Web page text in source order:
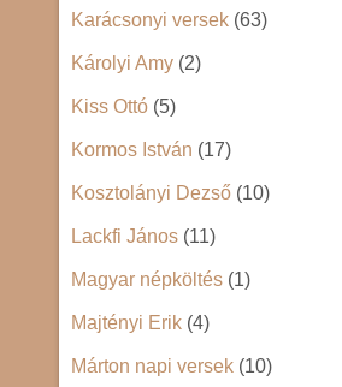
Karácsonyi versek (63)
Károlyi Amy (2)
Kiss Ottó (5)
Kormos István (17)
Kosztolányi Dezső (10)
Lackfi János (11)
Magyar népköltés (1)
Majtényi Erik (4)
Márton napi versek (10)